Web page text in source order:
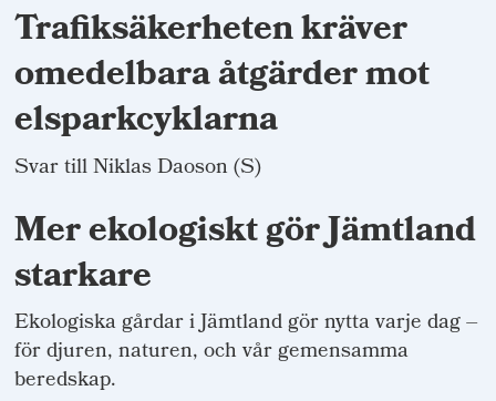
Trafiksäkerheten kräver
omedelbara åtgärder mot
elsparkcyklarna
Svar till Niklas Daoson (S)
Mer ekologiskt gör Jämtland
starkare
Ekologiska gårdar i Jämtland gör nytta varje dag –
för djuren, naturen, och vår gemensamma
beredskap.